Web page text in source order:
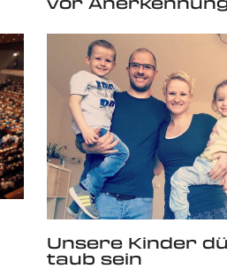
Unsere Kinder
taub sein